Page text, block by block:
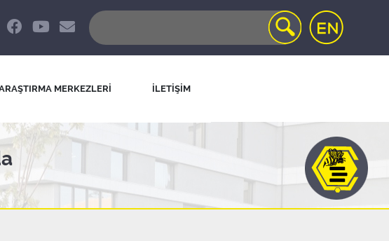
MERKEZLERİ İLETİŞİM